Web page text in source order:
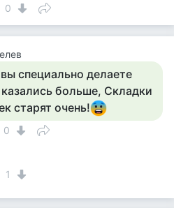
0
специально делаете
больше, Складки
старят очень!
0
1